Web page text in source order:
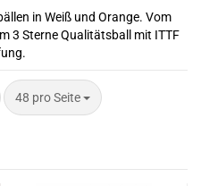
in Weiß und Orange. Vom
3 Sterne Qualitätsball mit ITTF
48 pro Seite
pro Seite